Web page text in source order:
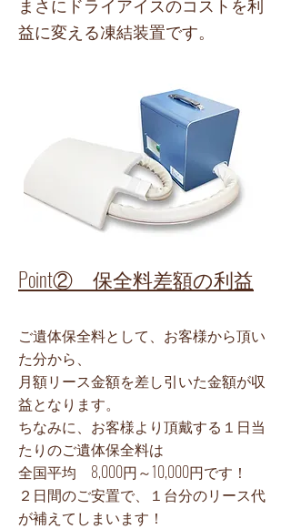
益に変える凍結装置です。
Point② 保全料差額の利益
ご遺体保全料として、お客様から頂い
た分から、
月額リース金額を差し引いた金額が収
益となります。
ちなみに、お客様より頂戴する１日当
たりのご遺体保全料は
全国平均 8,000円～10,000円です！
​２日間のご安置で、１台分のリース代
が補えてしまいます！